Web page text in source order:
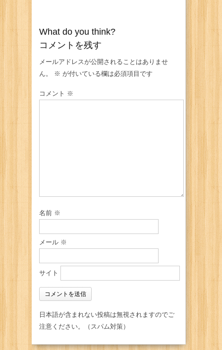
What do you think?
コメントを残す
メールアドレスが公開されることはありませ
ん。
※ が付いている欄は必須項目です
コメント ※
名前 ※
メール ※
サイト
日本語が含まれない投稿は無視されますのでご
注意ください。（スパム対策）